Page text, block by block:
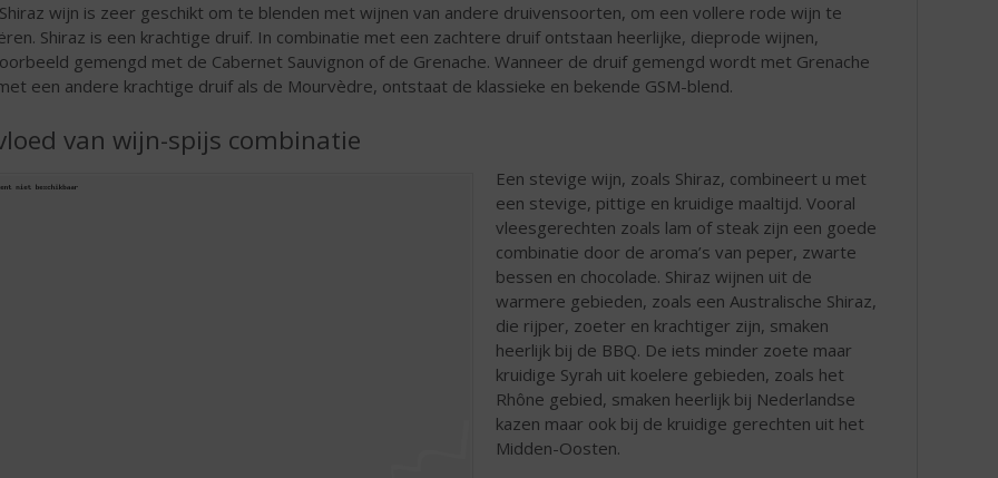
wijn is zeer geschikt om te blenden met wijnen van andere druivensoorten, om een vollere rode wijn te
Shiraz is een krachtige druif. In combinatie met een zachtere druif ontstaan heerlijke, dieprode wijnen,
gemengd met de Cabernet Sauvignon of de Grenache. Wanneer de druif gemengd wordt met Grenache
een andere krachtige druif als de Mourvèdre, ontstaat de klassieke en bekende GSM-blend.
van wijn-spijs combinatie
Een stevige wijn, zoals Shiraz, combineert u met
een stevige, pittige en kruidige maaltijd. Vooral
vleesgerechten zoals lam of steak zijn een goede
combinatie door de aroma’s van peper, zwarte
bessen en chocolade. Shiraz wijnen uit de
warmere gebieden, zoals een Australische Shiraz,
die rijper, zoeter en krachtiger zijn, smaken
heerlijk bij de BBQ. De iets minder zoete maar
kruidige Syrah uit koelere gebieden, zoals het
Rhône gebied, smaken heerlijk bij Nederlandse
kazen maar ook bij de kruidige gerechten uit het
Midden-Oosten.